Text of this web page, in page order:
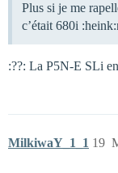
Plus si je me
c’était 680i
:??: La P5N-E SLi
MilkiwaY_1_1 19